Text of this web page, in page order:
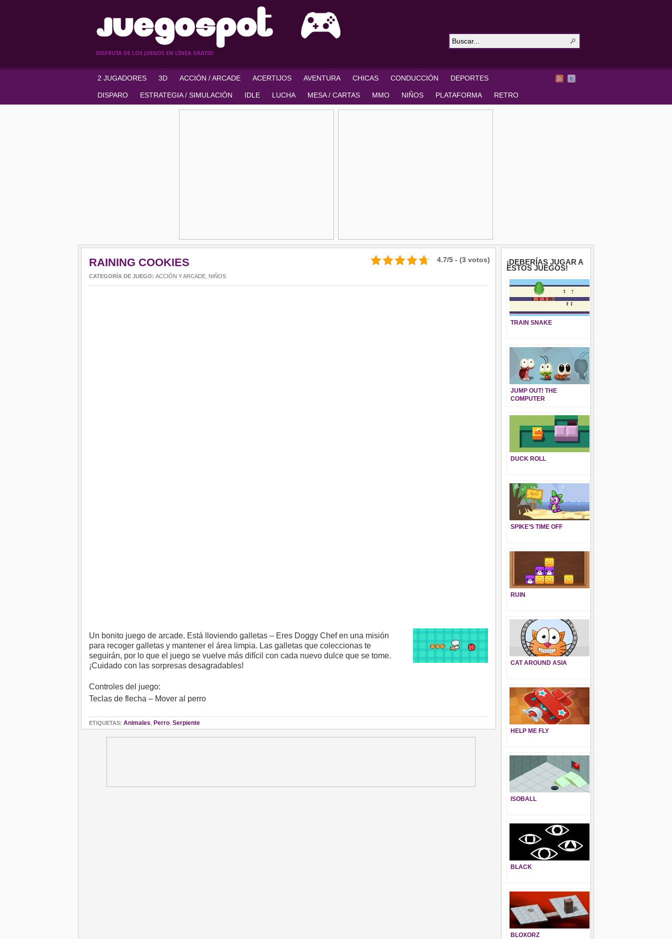
DISFRUTA DE LOS JUEGOS EN LÍNEA GRATIS!
2 JUGADORES 3D ACCIÓN / ARCADE ACERTIJOS AVENTURA CHICAS CONDUCCIÓN DEPORTES
DISPARO ESTRATEGIA / SIMULACIÓN IDLE LUCHA MESA / CARTAS MMO NIÑOS PLATAFORMA RETRO
4.7/5 - (3 votos)
RAINING COOKIES
CATEGORÍA DE JUEGO: ACCIÓN Y ARCADE NIÑOS
Un bonito juego de arcade. Está lloviendo galletas – Eres Doggy Chef en una misión
para recoger galletas y mantener el área limpia. Las galletas que coleccionas te
seguirán, por lo que el juego se vuelve más difícil con cada nuevo dulce que se tome.
¡Cuidado con las sorpresas desagradables!
Controles del juego:
Teclas de flecha – Mover al perro
ETIQUETAS: Animales, Perro, Serpiente
¡DEBERÍAS JUGAR A
ESTOS JUEGOS!
TRAIN SNAKE
JUMP OUT! THE
COMPUTER
DUCK ROLL
SPIKE’S TIME OFF
RUIN
CAT AROUND ASIA
HELP ME FLY
ISOBALL
BLACK
BLOXORZ